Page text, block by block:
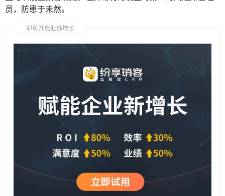
员，防患于未然。
即可开启业绩增长